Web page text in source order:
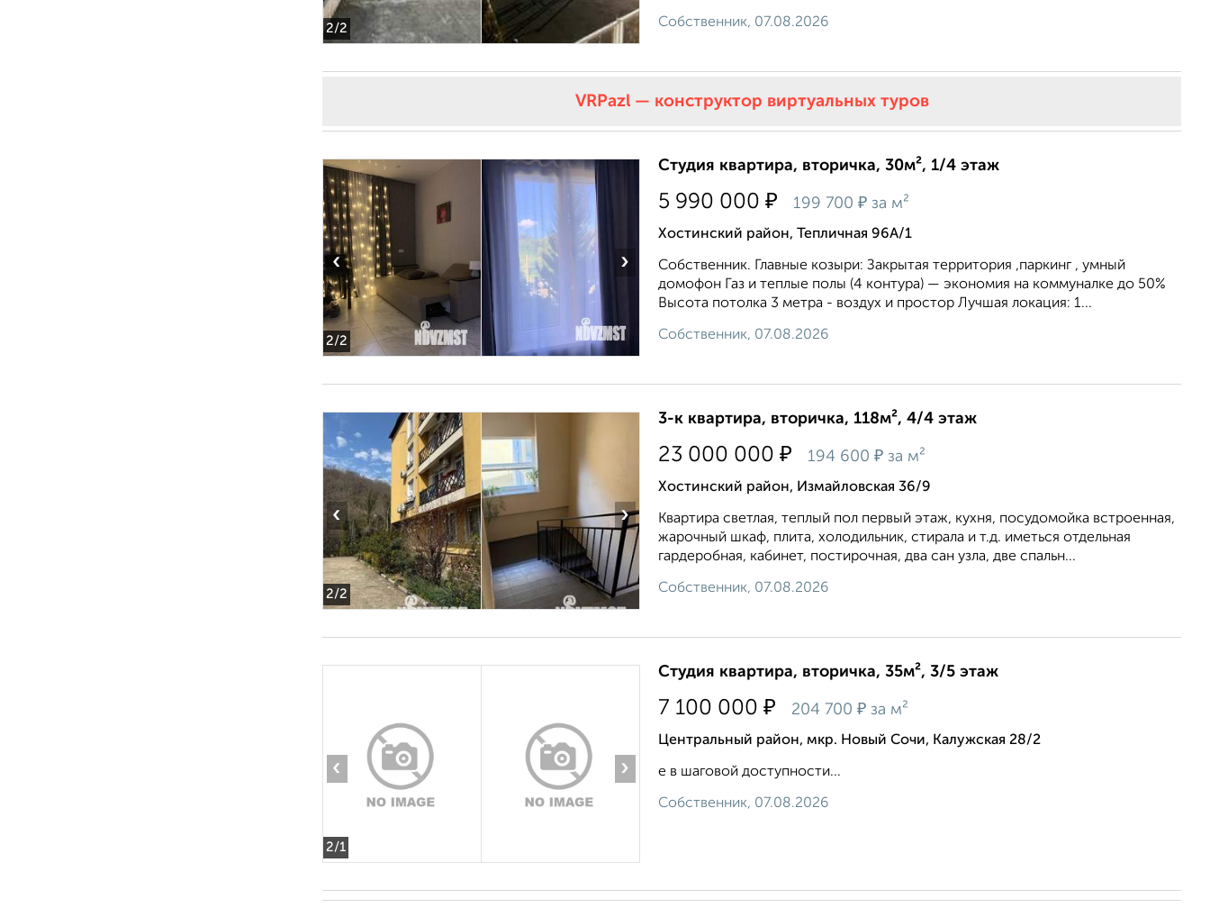
2/2 Собственник, 07.08.2026
VRPazl — конструктор виртуальных туров
2/2
‹ ›
Студия квартира, вторичка, 30м², 1/4 этаж
5 990 000 ₽ 199 700 ₽ за м²
Хостинский район, Тепличная 96А/1
Собственник. Главные козыри: Закрытая территория ,паркинг , умный
домофон Газ и теплые полы (4 контура) — экономия на коммуналке до 50%
Высота потолка 3 метра - воздух и простор Лучшая локация: 1...
Собственник, 07.08.2026
2/2
‹ ›
3-к квартира, вторичка, 118м², 4/4 этаж
23 000 000 ₽ 194 600 ₽ за м²
Хостинский район, Измайловская 36/9
Квартира светлая, теплый пол первый этаж, кухня, посудомойка встроенная,
жарочный шкаф, плита, холодильник, стирала и т.д. иметься отдельная
гардеробная, кабинет, постирочная, два сан узла, две спальн...
Собственник, 07.08.2026
2/1
‹ ›
Студия квартира, вторичка, 35м², 3/5 этаж
7 100 000 ₽ 204 700 ₽ за м²
Центральный район, мкр. Новый Сочи, Калужская 28/2
е в шаговой доступности...
Собственник, 07.08.2026